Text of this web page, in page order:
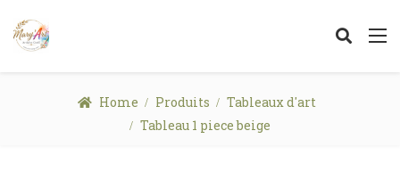
Home Produits
Tableaux d'art
Tableau 1 piece beige